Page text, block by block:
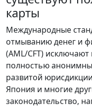
карты
Международные
отмыванию денег и
(AML/CFT)
полностью
развитой
Япония и многие
законодательство,